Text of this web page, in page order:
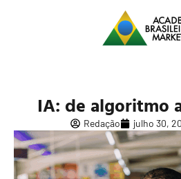
IA: de algoritmo
Redação julho 30,